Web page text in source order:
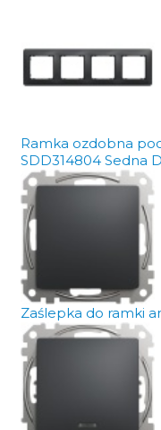
Ramka ozdobna
SDD314804 Sedna
Zaślepka do ramki